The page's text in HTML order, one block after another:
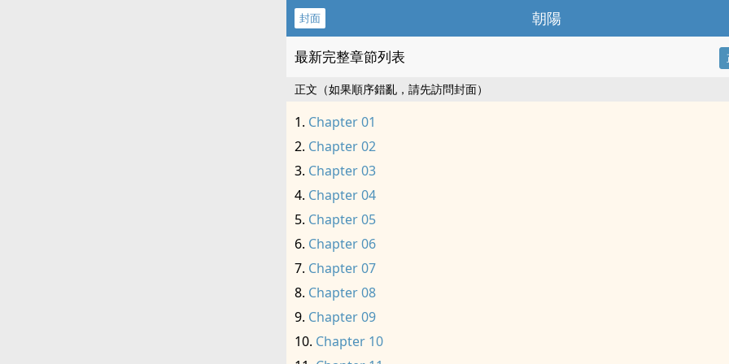
封面 朝陽
最新完整章節列表
正文（如果順序錯亂，請先訪問封面）
Chapter 01
Chapter 02
Chapter 03
Chapter 04
Chapter 05
Chapter 06
Chapter 07
Chapter 08
Chapter 09
Chapter 10